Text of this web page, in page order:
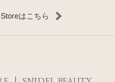
はこちら